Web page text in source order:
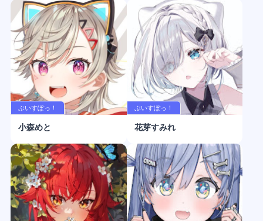
ぶいすぽっ！
小森めと
ぶいすぽっ！
花芽すみれ